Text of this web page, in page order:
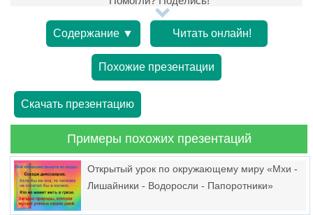
Содержание ▼ Читать онлайн!
Похожие презентации
Скачать презентацию
Примеры похожих презентаций
Открытый урок по окружающему миру «Мхи -
Лишайники - Водоросли - Папоротники»